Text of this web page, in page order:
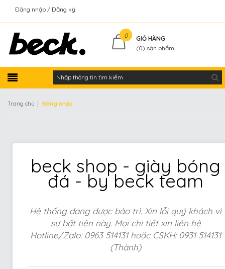
Đăng nhập Đăng ký
0
GIỎ HÀNG
(0) sản phẩm
Trang chủ Đăng nhập
beck shop - giày bóng
đá - by beck team
Hệ thống đang được bảo trì. Xin lỗi quý khách vì
sự bất tiện này. Mọi chi tiết xin liên hệ
Hotline/Zalo: 0963 514131 hoặc CSKH: 0931 514131
(Thành)